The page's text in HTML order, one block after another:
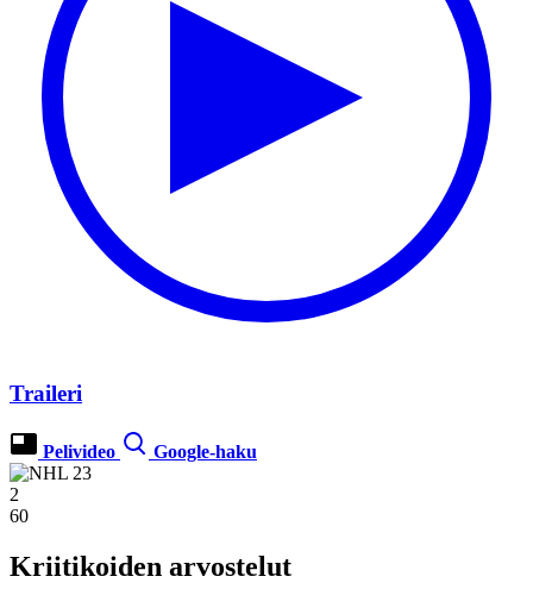
Traileri
Pelivideo Google-haku
2
60
Kriitikoiden arvostelut